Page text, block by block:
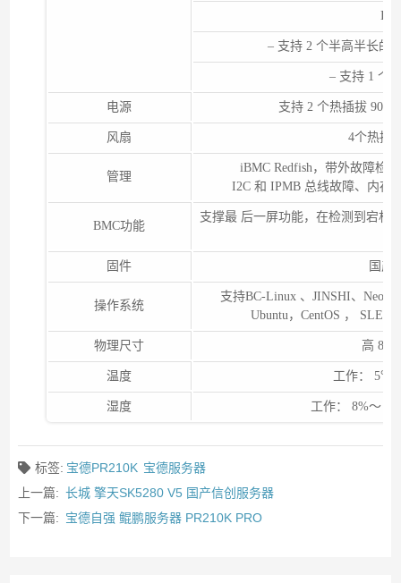
IO
– 支持 2 个半高半长的
– 支持 1 个
电源 支持 2 个热插拔
风扇 4个热插
管理
iBMC Redfish，带外故障检
I2C 和 IPMB 总线故障、内存
BMC功能
支撑最 后一屏功能，在检测到宕机
固件 国产
操作系统
支持BC-Linux 、JINSHI、
Ubuntu，CentOS ，
物理尺寸 高
温度 工作： 5℃
湿度 工作： 8%～
标签: 宝德PR210K 宝德服务器
上一篇: 长城 擎天SK5280 V5 国产信创服务器
下一篇: 宝德自强 鲲鹏服务器 PR210K PRO